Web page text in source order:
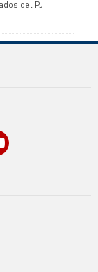
del PJ.